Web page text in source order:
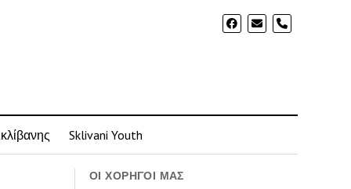
phone
Sklivani Youth
ΟΙ ΧΟΡΗΓΟΊ ΜΑΣ